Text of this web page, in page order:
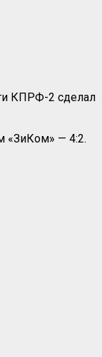
КПРФ-2 сделал
«ЗиКом» — 4:2.